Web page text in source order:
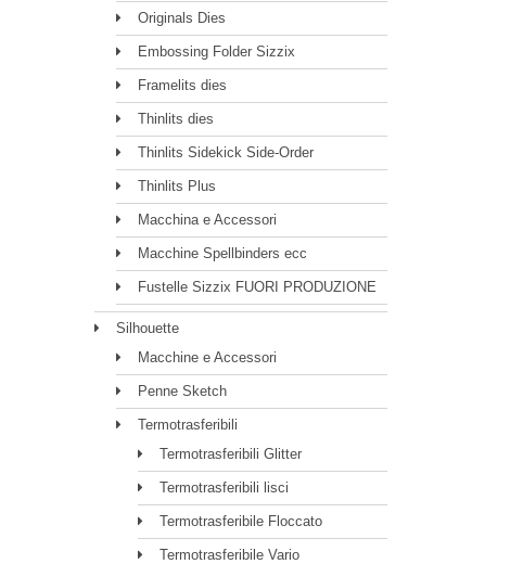
Originals Dies
Embossing Folder Sizzix
Framelits dies
Thinlits dies
Thinlits Sidekick Side-Order
Thinlits Plus
Macchina e Accessori
Macchine Spellbinders ecc
Fustelle Sizzix FUORI PRODUZIONE
Silhouette
Macchine e Accessori
Penne Sketch
Termotrasferibili
Termotrasferibili Glitter
Termotrasferibili lisci
Termotrasferibile Floccato
Termotrasferibile Vario